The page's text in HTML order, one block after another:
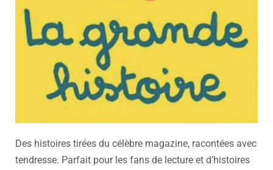
Des histoires tirées du célèbre magazine, racontées avec
tendresse. Parfait pour les fans de lecture et d’histoires